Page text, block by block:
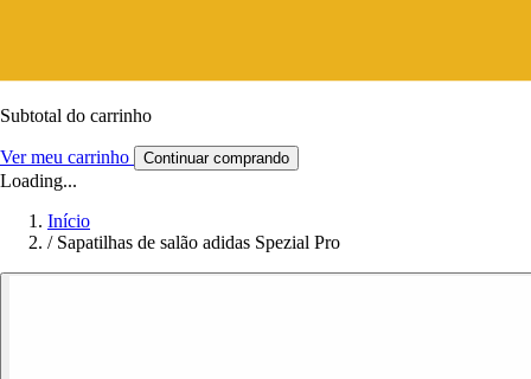
Subtotal do carrinho
Ver meu carrinho Continuar comprando
Loading...
Início
/ Sapatilhas de salão adidas Spezial Pro